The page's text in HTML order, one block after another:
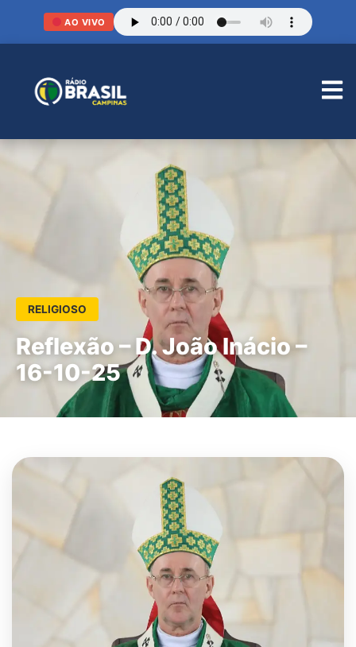
AO VIVO
RELIGIOSO
Reflexão – D. João Inácio –
16-10-25